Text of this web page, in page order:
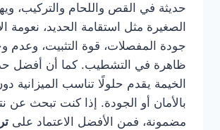
حديثة في القص واللحام والتركيب،
الصغيرة مثل استقامة الحديد، نعومة
جودة المفصلات، قوة التثبيت، وعدم
ظاهرة في التشطيب. كما أن أفضل
الخيمة يقدم حلولًا تناسب الميزانية
بالأمان أو الجودة. إذا كنت تبحث عن
مضمونة، فمن الأفضل الاعتماد على